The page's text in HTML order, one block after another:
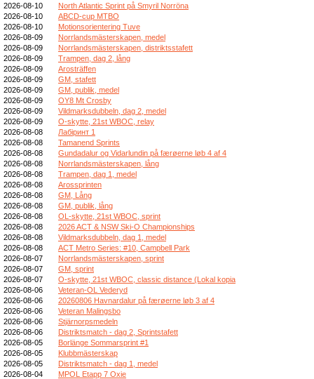
2026-08-10
North Atlantic Sprint på Smyril Norröna
2026-08-10
ABCD-cup MTBO
2026-08-10
Motionsorientering Tuve
2026-08-09
Norrlandsmästerskapen, medel
2026-08-09
Norrlandsmästerskapen, distriktsstafett
2026-08-09
Trampen, dag 2, lång
2026-08-09
Arosträffen
2026-08-09
GM, stafett
2026-08-09
GM, publik, medel
2026-08-09
OY8 Mt Crosby
2026-08-09
Vildmarksdubbeln, dag 2, medel
2026-08-09
O-skytte, 21st WBOC, relay
2026-08-08
Лабіринт 1
2026-08-08
Tamanend Sprints
2026-08-08
Gundadalur og Vidarlundin på færøerne løb 4 af 4
2026-08-08
Norrlandsmästerskapen, lång
2026-08-08
Trampen, dag 1, medel
2026-08-08
Arossprinten
2026-08-08
GM, Lång
2026-08-08
GM, publik, lång
2026-08-08
OL-skytte, 21st WBOC, sprint
2026-08-08
2026 ACT & NSW Ski-O Championships
2026-08-08
Vildmarksdubbeln, dag 1, medel
2026-08-08
ACT Metro Series: #10, Campbell Park
2026-08-07
Norrlandsmästerskapen, sprint
2026-08-07
GM, sprint
2026-08-07
O-skytte, 21st WBOC, classic distance (Lokal kopia
2026-08-06
Veteran-OL Vederyd
2026-08-06
20260806 Havnardalur på færøerne løb 3 af 4
2026-08-06
Veteran Malingsbo
2026-08-06
Stjärnorpsmedeln
2026-08-06
Distriktsmatch - dag 2, Sprintstafett
2026-08-05
Borlänge Sommarsprint #1
2026-08-05
Klubbmästerskap
2026-08-05
Distriktsmatch - dag 1, medel
2026-08-04
MPOL Etapp 7 Oxie